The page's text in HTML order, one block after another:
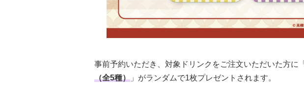
事前予約いただき、対象ドリンクをご注文いただいた方に「
（全5種） 」がランダムで1枚プレゼントされます。